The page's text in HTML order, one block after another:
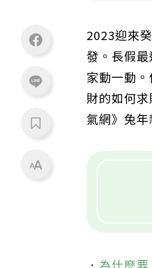
2023迎來
發。長假
家動一動
財的如何
氣網》兔